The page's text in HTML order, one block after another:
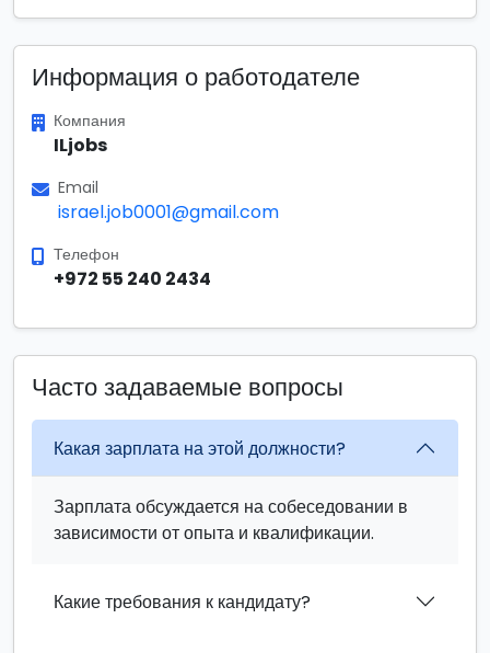
Информация о работодателе
Компания
ILjobs
Email
israel.job0001@gmail.com
Телефон
+972 55 240 2434
Часто задаваемые вопросы
Какая зарплата на этой должности?
Зарплата обсуждается на собеседовании в
зависимости от опыта и квалификации.
Какие требования к кандидату?